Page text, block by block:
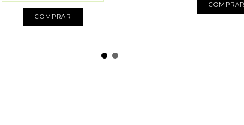
COMPRAR
COMPRAR